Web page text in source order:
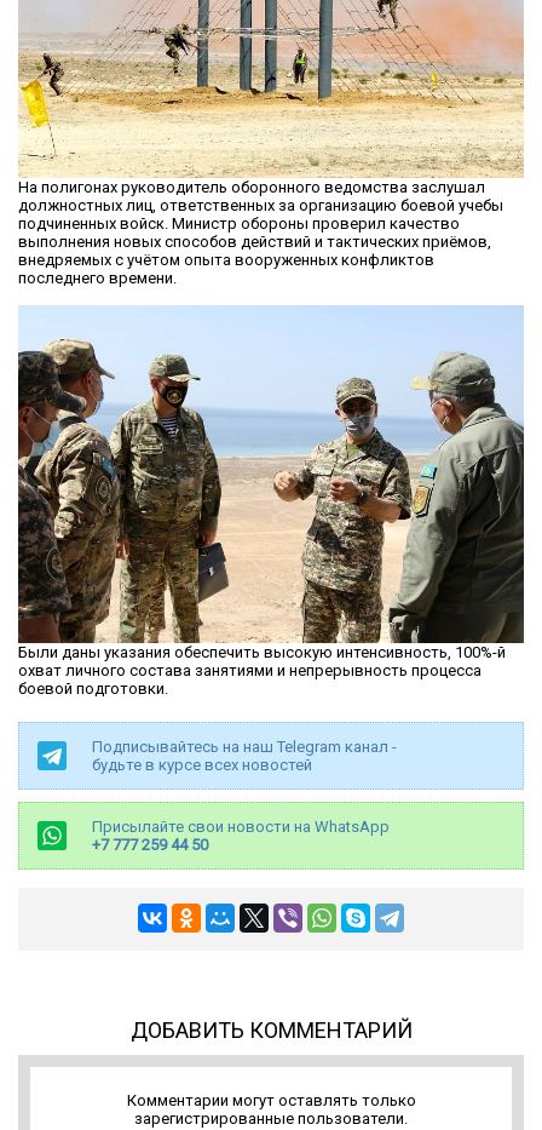
На полигонах руководитель оборонного ведомства заслушал
должностных лиц, ответственных за организацию боевой учебы
подчиненных войск. Министр обороны проверил качество
выполнения новых способов действий и тактических приёмов,
внедряемых с учётом опыта вооруженных конфликтов
последнего времени.
Были даны указания обеспечить высокую интенсивность, 100%-й
охват личного состава занятиями и непрерывность процесса
боевой подготовки.
Подписывайтесь на наш Telegram канал -
будьте в курсе всех новостей
Присылайте свои новости на WhatsApp
+7 777 259 44 50
ДОБАВИТЬ КОММЕНТАРИЙ
Комментарии могут оставлять только
зарегистрированные пользователи.